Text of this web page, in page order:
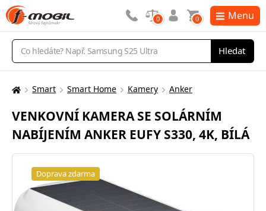
Vyhledávání
Hledat
0 0 Menu
Zde
nacházíte:
Smart Smart Home Kamery Anker
VENKOVNÍ KAMERA SE SOLÁRNÍM
NABÍJENÍM ANKER EUFY S330, 4K, BÍLÁ
Doprava zdarma